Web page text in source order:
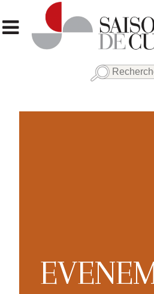
Rechercher